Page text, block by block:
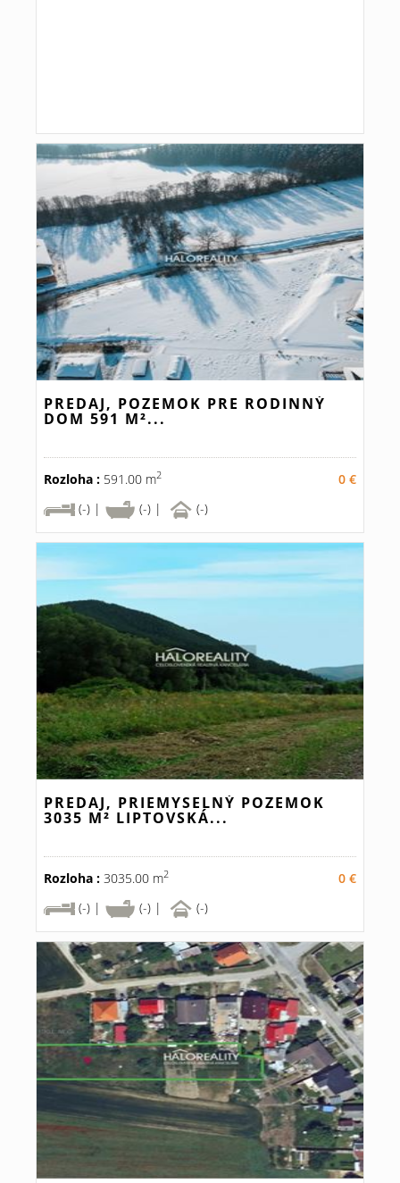
PREDAJ, POZEMOK PRE RODINNÝ
DOM 591 M²...
Rozloha : 591.00 m2
0 €
(-) |
(-) | (-)
PREDAJ, PRIEMYSELNÝ POZEMOK
3035 M² LIPTOVSKÁ...
Rozloha : 3035.00 m2
0 €
(-) |
(-) | (-)